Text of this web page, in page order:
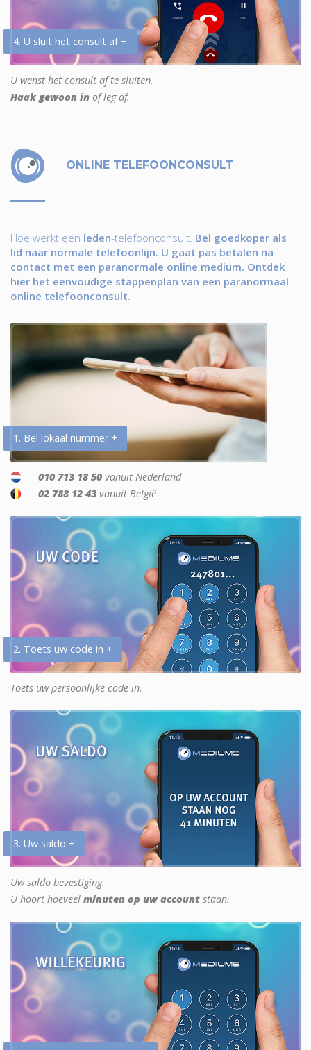
4. U sluit het consult af +
U wenst het consult af te sluiten.
Haak gewoon in of leg af.
ONLINE TELEFOONCONSULT
Hoe werkt een leden-telefoonconsult. Bel goedkoper als
lid naar normale telefoonlijn. U gaat pas betalen na
contact met een paranormale online medium. Ontdek
hier het eenvoudige stappenplan van een paranormaal
online telefoonconsult.
1. Bel lokaal nummer +
010 713 18 50 vanuit Nederland
02 788 12 43 vanuit België
2. Toets uw code in +
Toets uw persoonlijke code in.
3. Uw saldo +
Uw saldo bevestiging.
U hoort hoeveel minuten op uw account staan.